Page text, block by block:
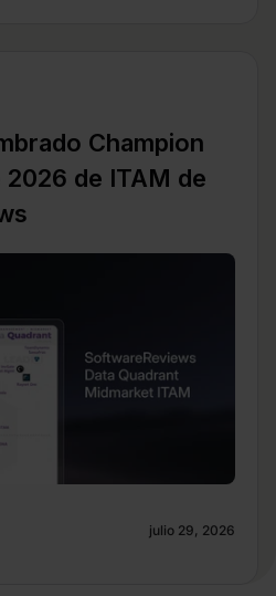
Champion
de ITAM de
julio 29, 2026